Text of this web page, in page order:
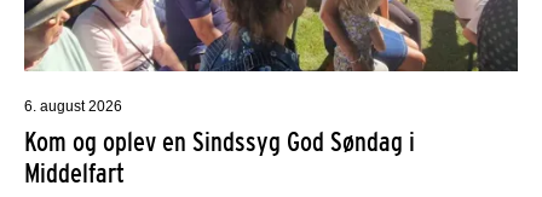
6. august 2026
Kom og oplev en Sindssyg God Søndag i
Middelfart